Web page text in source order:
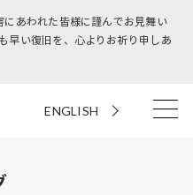
あわれた皆様に謹んでお見舞い
早い復旧を、心よりお祈り申しあ
ENGLISH